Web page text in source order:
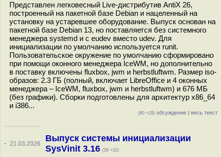
Представлен легковесный Live-дистрибутив AntiX 26,
построенный на пакетной базе Debian и нацеленный на
установку на устаревшее оборудование. Выпуск основан на
пакетной базе Debian 13, но поставляется без системного
менеджера systemd и с eudev вместо udev. Для
инициализации по умолчанию используется runit.
Пользовательское окружение по умолчанию сформировано
при помощи оконного менеджера IceWM, но дополнительно
в поставку включены fluxbox, jwm и herbstluftwm. Размер iso-
образов: 2.3 ГБ (полный, включает LibreOffice и 4 оконных
менеджера – IceWM, fluxbox, jwm и herbstluftwm) и 676 МБ
(без графики). Сборки подготовлены для архитектур x86_64
и i386...
(80 +28) обсуждение | весь текст
· 21.03.2026
Выпуск системы инициализации
SysVinit 3.16 (39 +32)